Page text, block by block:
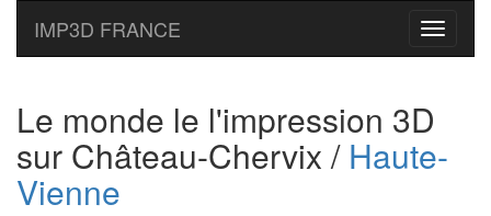
Toggle
IMP3D FRANCE
Le monde le l'impression 3D
sur Château-Chervix / Haute-
Vienne